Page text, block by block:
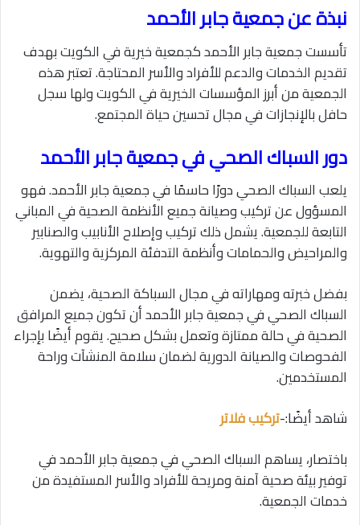
نبذة عن جمعية جابر الأحمد
تأسست جمعية جابر الأحمد كجمعية خيرية في الكويت بهدف
تقديم الخدمات والدعم للأفراد والأسر المحتاجة. تعتبر هذه
الجمعية من أبرز المؤسسات الخيرية في الكويت ولها سجل
حافل بالإنجازات في مجال تحسين حياة المجتمع.
دور السباك الصحي في جمعية جابر الأحمد
يلعب السباك الصحي دورًا حاسمًا في جمعية جابر الأحمد. فهو
المسؤول عن تركيب وصيانة جميع الأنظمة الصحية في المباني
التابعة للجمعية. يشمل ذلك تركيب وإصلاح الأنابيب والصنابير
والمراحيض والحمامات وأنظمة التدفئة المركزية والتهوية.
بفضل خبرته ومهاراته في مجال السباكة الصحية، يضمن
السباك الصحي في جمعية جابر الأحمد أن تكون جميع المرافق
الصحية في حالة ممتازة وتعمل بشكل صحيح. يقوم أيضًا بإجراء
الفحوصات والصيانة الدورية لضمان سلامة المنشآت وراحة
المستخدمين.
شاهد أيضًا:-تركيب فلاتر
باختصار، يساهم السباك الصحي في جمعية جابر الأحمد في
توفير بيئة صحية آمنة ومريحة للأفراد والأسر المستفيدة من
خدمات الجمعية.